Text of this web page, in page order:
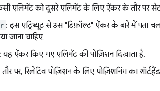
एलिमेंट को दूसरे एलिमेंट के लिए ऐंकर के तौर पर
: इस एट्रिब्यूट से उस "डिफ़ॉल्ट" ऐंकर के बारे में पता
जाना चाहिए.
ऐंकर किए गए एलिमेंट की पोज़िशन दिखाता है.
पर, रिलेटिव पोज़िशन के लिए पोज़िशनिंग का